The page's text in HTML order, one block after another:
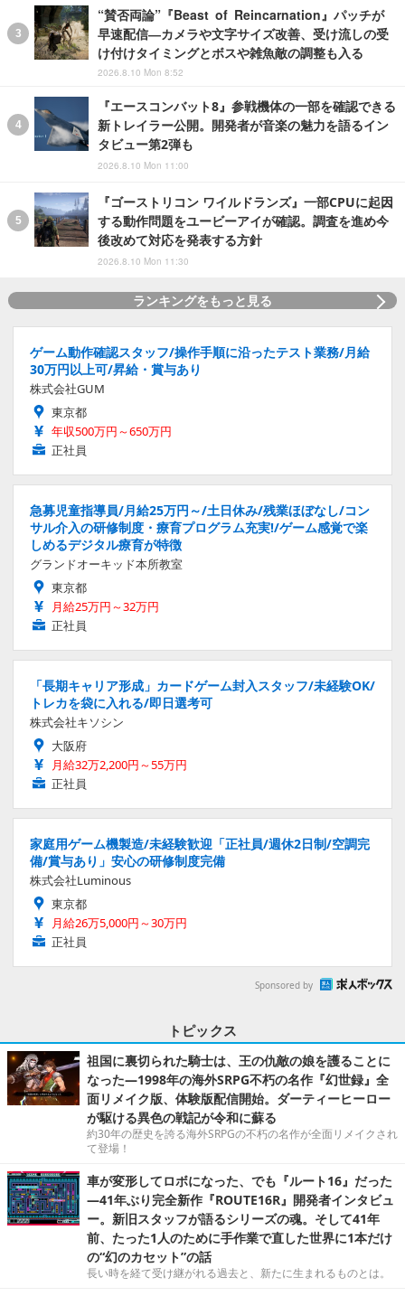
“賛否両論”『Beast of Reincarnation』パッチが
早速配信―カメラや文字サイズ改善、受け流しの受
け付けタイミングとボスや雑魚敵の調整も入る
2026.8.10 Mon 8:52
『エースコンバット8』参戦機体の一部を確認できる
新トレイラー公開。開発者が音楽の魅力を語るイン
タビュー第2弾も
2026.8.10 Mon 11:00
『ゴーストリコン ワイルドランズ』一部CPUに起因
する動作問題をユービーアイが確認。調査を進め今
後改めて対応を発表する方針
2026.8.10 Mon 11:30
ランキングをもっと見る
ゲーム動作確認スタッフ/操作手順に沿ったテスト業務/月給
30万円以上可/昇給・賞与あり
株式会社GUM
東京都
年収500万円～650万円
正社員
急募児童指導員/月給25万円～/土日休み/残業ほぼなし/コン
サル介入の研修制度・療育プログラム充実!/ゲーム感覚で楽
しめるデジタル療育が特徴
グランドオーキッド本所教室
東京都
月給25万円～32万円
正社員
「長期キャリア形成」カードゲーム封入スタッフ/未経験OK/
トレカを袋に入れる/即日選考可
株式会社キソシン
大阪府
月給32万2,200円～55万円
正社員
家庭用ゲーム機製造/未経験歓迎「正社員/週休2日制/空調完
備/賞与あり」安心の研修制度完備
株式会社Luminous
東京都
月給26万5,000円～30万円
正社員
Sponsored by
トピックス
祖国に裏切られた騎士は、王の仇敵の娘を護ることに
なった―1998年の海外SRPG不朽の名作『幻世録』全
面リメイク版、体験版配信開始。ダーティーヒーロー
が駆ける異色の戦記が令和に蘇る
約30年の歴史を誇る海外SRPGの不朽の名作が全面リメイクされ
て登場！
車が変形してロボになった、でも『ルート16』だった
―41年ぶり完全新作『ROUTE16R』開発者インタビュ
ー。新旧スタッフが語るシリーズの魂。そして41年
前、たった1人のために手作業で直した世界に1本だけ
の“幻のカセット”の話
長い時を経て受け継がれる過去と、新たに生まれるものとは。